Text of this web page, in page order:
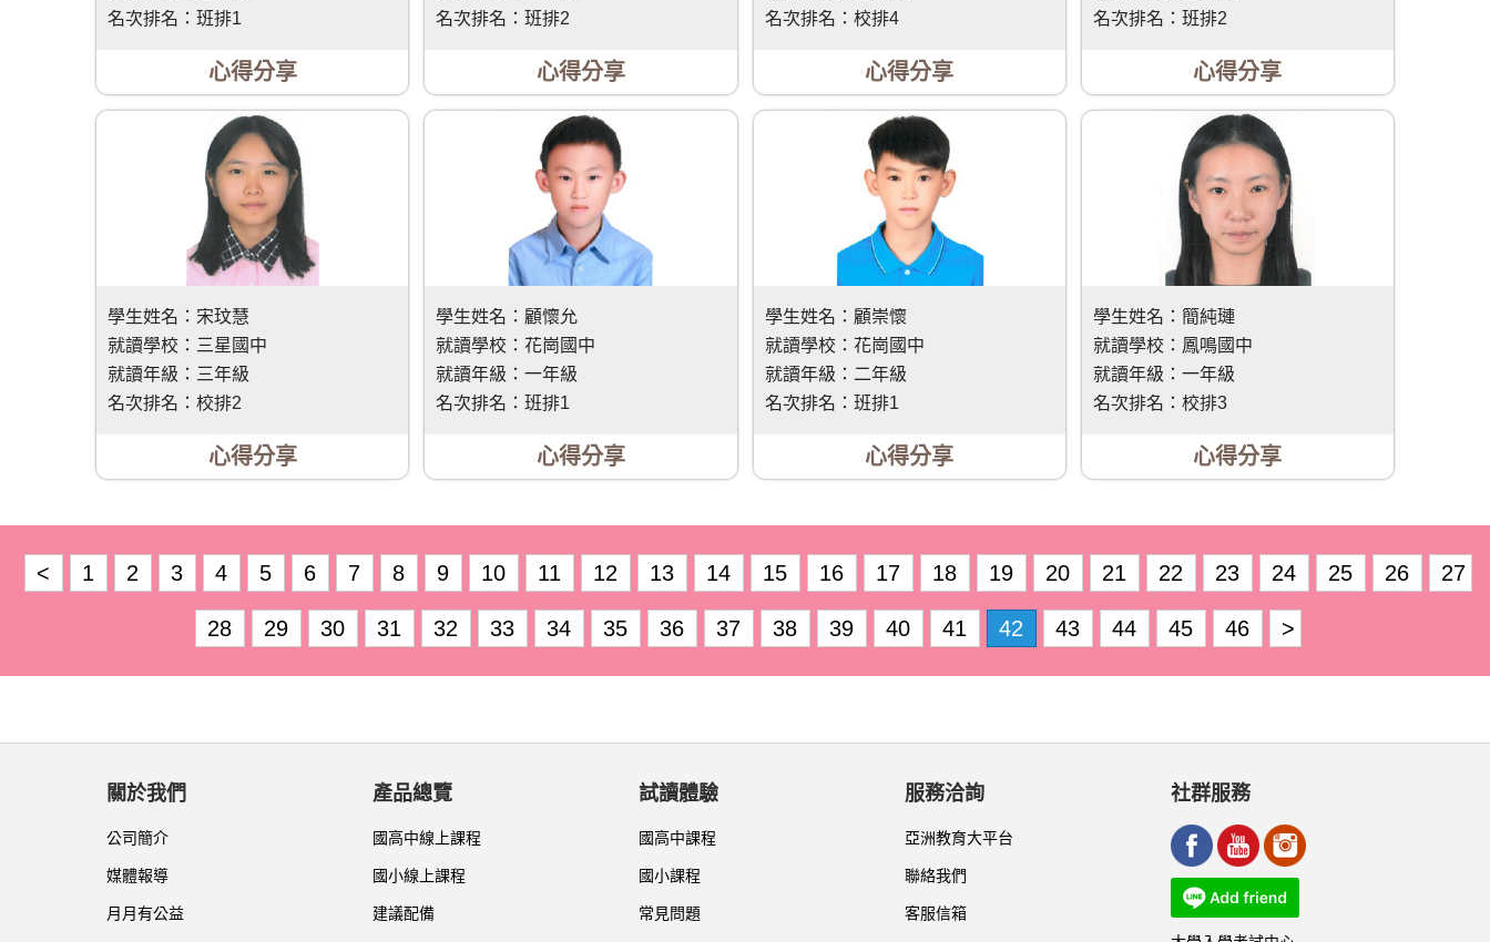
名次排名： 班排1
心得分享
名次排名： 班排2
心得分享
名次排名： 校排4
心得分享
名次排名： 班排2
心得分享
學生姓名： 宋玟慧
就讀學校： 三星國中
就讀年級： 三年級
名次排名： 校排2
心得分享
學生姓名： 顧懷允
就讀學校：花崗國中
就讀年級：一年級
名次排名： 班排1
心得分享
學生姓名： 顧崇懷
就讀學校： 花崗國中
就讀年級： 二年級
名次排名： 班排1
心得分享
學生姓名： 簡純璉
就讀學校： 鳳鳴國中
就讀年級： 一年級
名次排名： 校排3
心得分享
< 1 2 3 4 5 6 7 8 9 10 11 12 13 14 15 16 17 18 19 20 21 22 23 24 25 26 27
28 29 30 31 32 33 34 35 36 37 38 39 40 41 42 43 44 45 46 >
關於我們
公司簡介
媒體報導
月月有公益
產品總覽
國高中線上課程
國小線上課程
建議配備
試讀體驗
國高中課程
國小課程
常見問題
服務洽詢
亞洲教育大平台
聯絡我們
客服信箱
社群服務